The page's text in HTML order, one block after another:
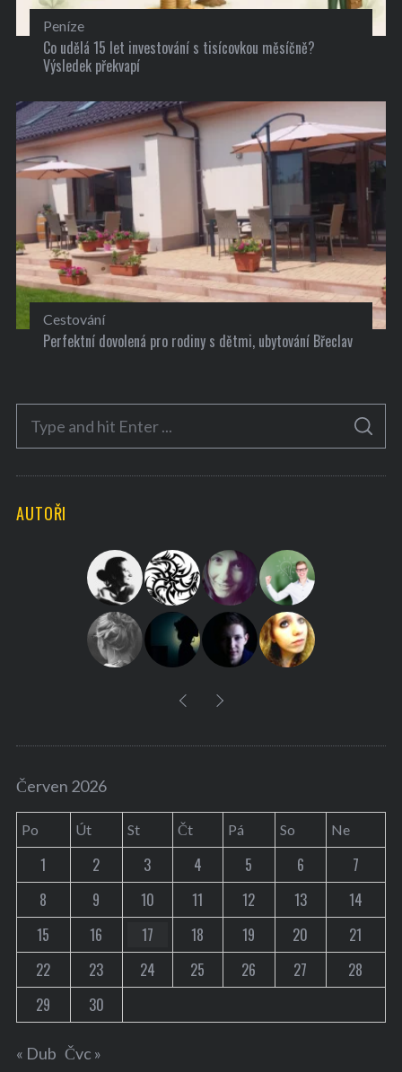
Peníze
Co udělá 15 let investování s tisícovkou měsíčně?
Výsledek překvapí
Cestování
Perfektní dovolená pro rodiny s dětmi, ubytování Břeclav
c
S
A
C
AUTOŘI
Červen 2026
Po Út St Čt Pá So Ne
1 2 3 4 5 6
7
8
9 10 11 12 13
14
15
16 17 18 19 20
21
22
23 24 25 26 27
28
29
30
« Dub Čvc »